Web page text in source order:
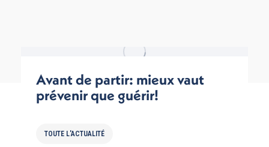
Avant de partir: mieux vaut
prévenir que guérir!
TOUTE L'ACTUALITÉ